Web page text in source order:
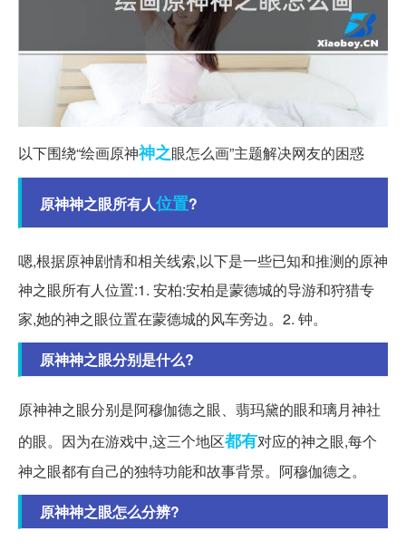
以下围绕“绘画原神神之眼怎么画”主题解决网友的困惑
原神神之眼所有人位置?
嗯,根据原神剧情和相关线索,以下是一些已知和推测的原神
神之眼所有人位置:1. 安柏:安柏是蒙德城的导游和狩猎专
家,她的神之眼位置在蒙德城的风车旁边。2. 钟。
原神神之眼分别是什么?
原神神之眼分别是阿穆伽德之眼、翡玛黛的眼和璃月神社
的眼。因为在游戏中,这三个地区都有对应的神之眼,每个
神之眼都有自己的独特功能和故事背景。阿穆伽德之。
原神神之眼怎么分辨?